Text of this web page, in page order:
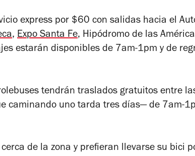
express por $60 con salidas hacia el
, Expo Santa Fe, Hipódromo de las
estarán disponibles de 7am-1pm y de
tendrán traslados gratuitos entre
caminando uno tarda tres días— de 7am-
de la zona y prefieran llevarse su bici